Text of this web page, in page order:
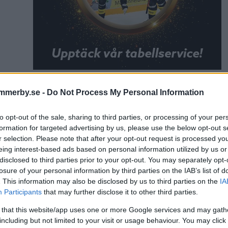
- Do Not Process My Personal Information
opt-out of the sale, sharing to third parties, or processing of your
for targeted advertising by us, please use the below opt-out
selection. Please note that after your opt-out request is processed
interest-based ads based on personal information utilized by us
to third parties prior to your opt-out. You may separately
of your personal information by third parties on the IAB’s list of
This information may also be disclosed by us to third parties on the
Participants that may further disclose it to other third parties.
that this website/app uses one or more Google services and may
but not limited to your visit or usage behaviour. You may
IFK Tuna
DELA PÅ FACEBOOK DELA PÅ